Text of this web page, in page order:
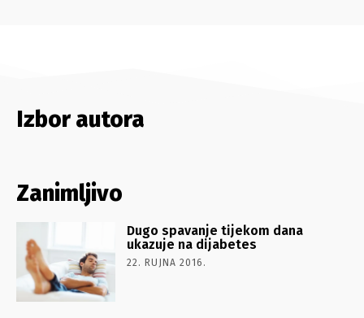
Izbor autora
Zanimljivo
Dugo spavanje tijekom dana
ukazuje na dijabetes
22. RUJNA 2016.